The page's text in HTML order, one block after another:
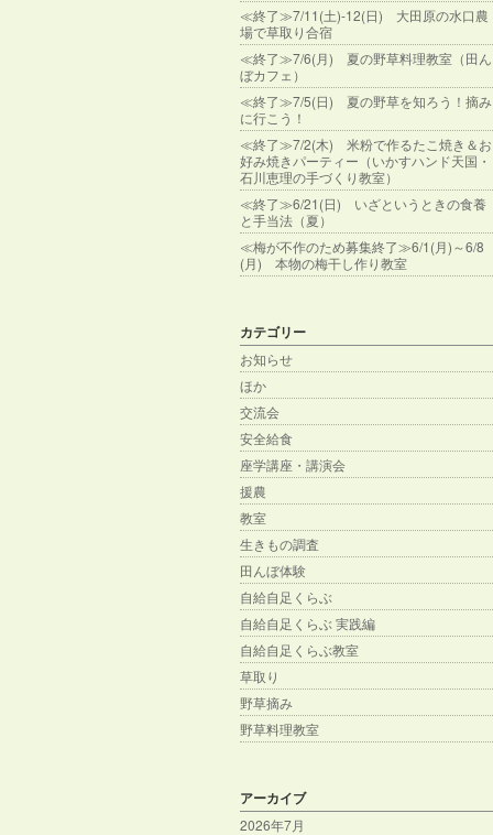
≪終了≫7/11(土)-12(日) 大田原の水口農
場で草取り合宿
≪終了≫7/6(月) 夏の野草料理教室（田ん
ぼカフェ）
≪終了≫7/5(日) 夏の野草を知ろう！摘み
に行こう！
≪終了≫7/2(木) 米粉で作るたこ焼き＆お
好み焼きパーティー（いかすハンド天国・
石川恵理の手づくり教室）
≪終了≫6/21(日) いざというときの食養
と手当法（夏）
≪梅が不作のため募集終了≫6/1(月)～6/8
(月) 本物の梅干し作り教室
カテゴリー
お知らせ
ほか
交流会
安全給食
座学講座・講演会
援農
教室
生きもの調査
田んぼ体験
自給自足くらぶ
自給自足くらぶ 実践編
自給自足くらぶ教室
草取り
野草摘み
野草料理教室
アーカイブ
2026年7月